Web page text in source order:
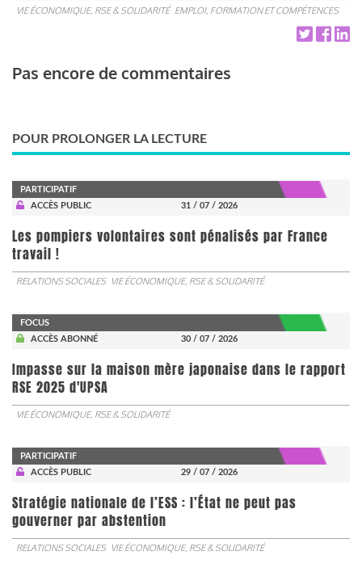
VIE ÉCONOMIQUE, RSE & SOLIDARITÉ EMPLOI, FORMATION ET COMPÉTENCES
Pas encore de commentaires
POUR PROLONGER LA LECTURE
PARTICIPATIF
ACCÈS PUBLIC
31 / 07 / 2026
Les pompiers volontaires sont pénalisés par France
travail !
RELATIONS SOCIALES VIE ÉCONOMIQUE, RSE & SOLIDARITÉ
FOCUS
ACCÈS ABONNÉ
30 / 07 / 2026
Impasse sur la maison mère japonaise dans le rapport
RSE 2025 d'UPSA
VIE ÉCONOMIQUE, RSE & SOLIDARITÉ
PARTICIPATIF
ACCÈS PUBLIC
29 / 07 / 2026
Stratégie nationale de l’ESS : l’État ne peut pas
gouverner par abstention
RELATIONS SOCIALES VIE ÉCONOMIQUE, RSE & SOLIDARITÉ